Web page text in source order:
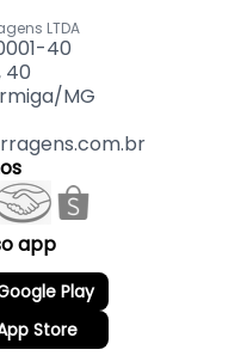
Mm - (3,0 Cm)
de fixação / Chave
LTDA
40
40
MG
app
Play
Store